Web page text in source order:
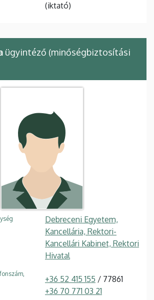
(iktató)
ügyintéző (minőségbiztosítási
Debreceni Egyetem,
Kancellária, Rektori-
Kancellári Kabinet, Rektori
Hivatal
+36 52 415 155 / 77861
+36 70 771 03 21